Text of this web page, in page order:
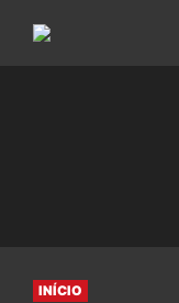
INÍCIO